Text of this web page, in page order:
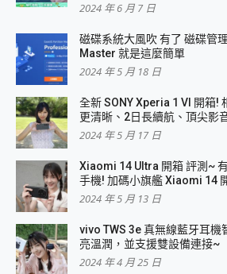
2024 年 6 月 7 日
磁碟系統大風吹 有了 磁碟管
Master 就是這麼簡單
2024 年 5 月 18 日
全新 SONY Xperia 1 VI 開箱!
更清晰、2日長續航、頂尖影
2024 年 5 月 17 日
Xiaomi 14 Ultra 開箱 評測~
手機! 加碼小旗艦 Xiaomi 14
2024 年 5 月 13 日
vivo TWS 3e 真無線藍牙耳機
亮溫潤，並支援雙設備連接~
2024 年 4 月 25 日